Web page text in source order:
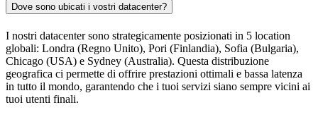
Dove sono ubicati i vostri datacenter?
I nostri datacenter sono strategicamente posizionati in 5 location
globali: Londra (Regno Unito), Pori (Finlandia), Sofia (Bulgaria),
Chicago (USA) e Sydney (Australia). Questa distribuzione
geografica ci permette di offrire prestazioni ottimali e bassa latenza
in tutto il mondo, garantendo che i tuoi servizi siano sempre vicini ai
tuoi utenti finali.